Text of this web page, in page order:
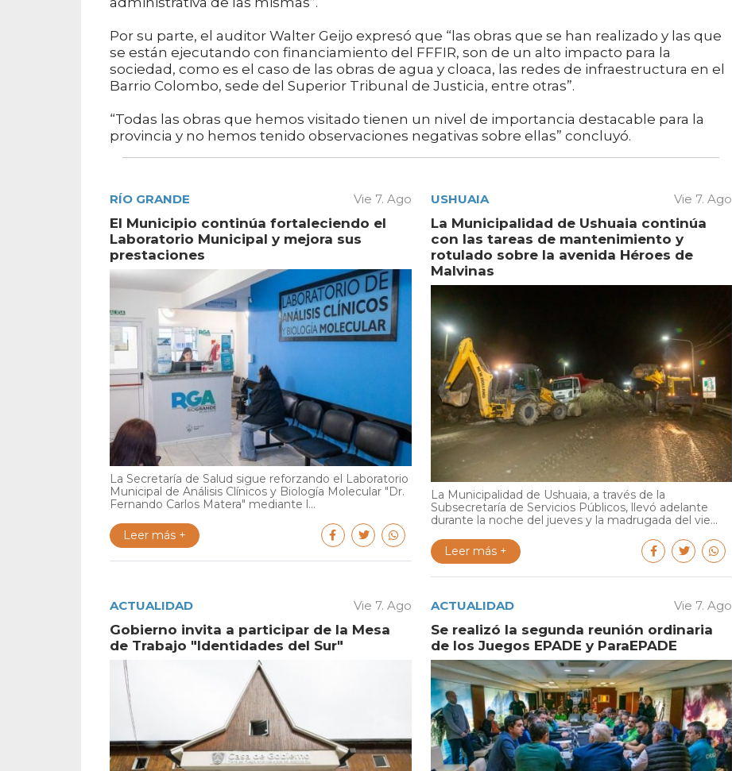
Por su parte, el auditor Walter Geijo expresó que “las obras que se han realizado y las que
se están ejecutando con financiamiento del FFFIR, son de un alto impacto para la
sociedad, como es el caso de las obras de agua y cloaca, las redes de infraestructura en el
Barrio Colombo, sede del Superior Tribunal de Justicia, entre otras”.
“Todas las obras que hemos visitado tienen un nivel de importancia destacable para la
provincia y no hemos tenido observaciones negativas sobre ellas” concluyó.
RÍO GRANDE Vie 7. Ago
El Municipio continúa fortaleciendo el
Laboratorio Municipal y mejora sus
prestaciones
La Secretaría de Salud sigue reforzando el Laboratorio
Municipal de Análisis Clínicos y Biología Molecular "Dr.
Fernando Carlos Matera" mediante l...
Leer más +
USHUAIA Vie 7. Ago
La Municipalidad de Ushuaia continúa
con las tareas de mantenimiento y
rotulado sobre la avenida Héroes de
Malvinas
La Municipalidad de Ushuaia, a través de la
Subsecretaría de Servicios Públicos, llevó adelante
durante la noche del jueves y la madrugada del vie...
Leer más +
ACTUALIDAD Vie 7. Ago
Gobierno invita a participar de la Mesa
de Trabajo "Identidades del Sur"
ACTUALIDAD Vie 7. Ago
Se realizó la segunda reunión ordinaria
de los Juegos EPADE y ParaEPADE